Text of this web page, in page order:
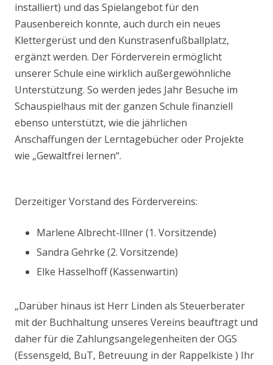
installiert) und das Spielangebot für den
Pausenbereich konnte, auch durch ein neues
Klettergerüst und den Kunstrasenfußballplatz,
ergänzt werden. Der Förderverein ermöglicht
unserer Schule eine wirklich außergewöhnliche
Unterstützung. So werden jedes Jahr Besuche im
Schauspielhaus mit der ganzen Schule finanziell
ebenso unterstützt, wie die jährlichen
Anschaffungen der Lerntagebücher oder Projekte
wie „Gewaltfrei lernen“.
Derzeitiger Vorstand des Fördervereins:
Marlene Albrecht-Illner (1. Vorsitzende)
Sandra Gehrke (2. Vorsitzende)
Elke Hasselhoff (Kassenwartin)
„Darüber hinaus ist Herr Linden als Steuerberater
mit der Buchhaltung unseres Vereins beauftragt und
daher für die Zahlungsangelegenheiten der OGS
(Essensgeld, BuT, Betreuung in der Rappelkiste ) Ihr